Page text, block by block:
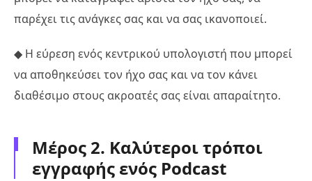
παρέχει τις ανάγκες σας και να σας ικανοποιεί.
◆ Η εύρεση ενός κεντρικού υπολογιστή που μπορεί
να αποθηκεύσει τον ήχο σας και να τον κάνει
διαθέσιμο στους ακροατές σας είναι απαραίτητο.
Μέρος 2. Καλύτεροι τρόποι
εγγραφής ενός Podcast